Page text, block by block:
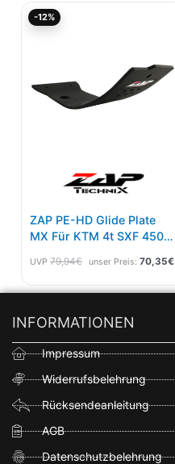
Schwarz
-12%
ZAP PE-HD Glide Plate
MX Für KTM 4t SXF 450
UVP 79,94€ unser Preis: 70,35€
INFORMATIONEN
Impressum
Widerrufsbelehrung
Rücksendeanleitung
AGB
Datenschutzbelehrung